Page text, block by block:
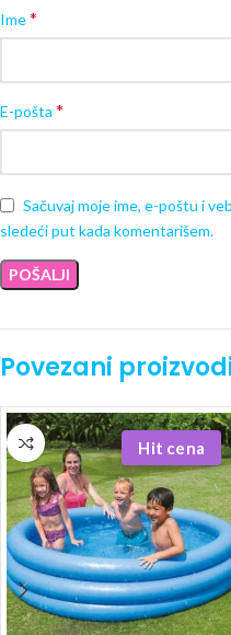
Ime*
E-pošta *
Sačuvaj moje ime, e-poštu i
sledeći put kada komentarišem.
Povezani
Hit cena